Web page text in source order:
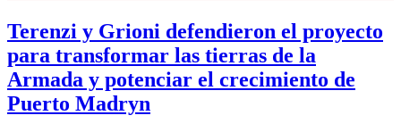
Terenzi y Grioni defendieron el proyecto
para transformar las tierras de la
Armada y potenciar el crecimiento de
Puerto Madryn